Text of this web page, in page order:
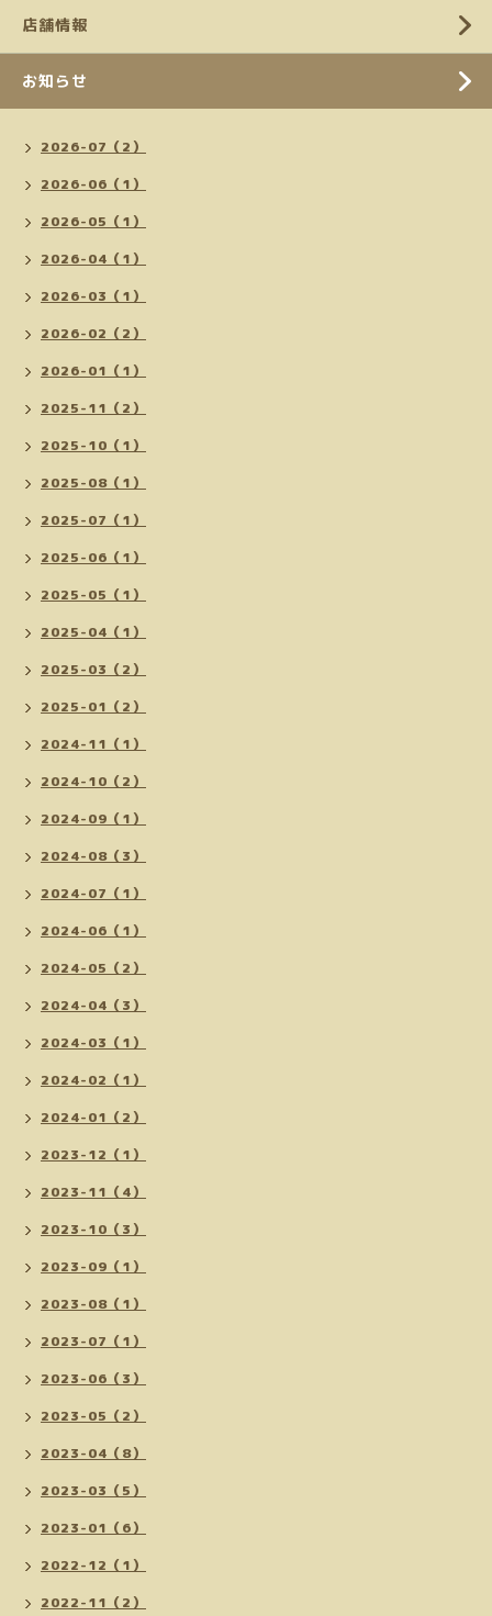
店舗情報
お知らせ
2026-07（2）
2026-06（1）
2026-05（1）
2026-04（1）
2026-03（1）
2026-02（2）
2026-01（1）
2025-11（2）
2025-10（1）
2025-08（1）
2025-07（1）
2025-06（1）
2025-05（1）
2025-04（1）
2025-03（2）
2025-01（2）
2024-11（1）
2024-10（2）
2024-09（1）
2024-08（3）
2024-07（1）
2024-06（1）
2024-05（2）
2024-04（3）
2024-03（1）
2024-02（1）
2024-01（2）
2023-12（1）
2023-11（4）
2023-10（3）
2023-09（1）
2023-08（1）
2023-07（1）
2023-06（3）
2023-05（2）
2023-04（8）
2023-03（5）
2023-01（6）
2022-12（1）
2022-11（2）